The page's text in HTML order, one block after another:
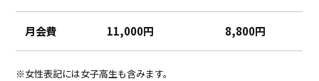
月会費 11,000円 8,800円
女性表記には女子高生も含みます。